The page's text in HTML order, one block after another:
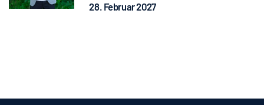
28. Februar 2027